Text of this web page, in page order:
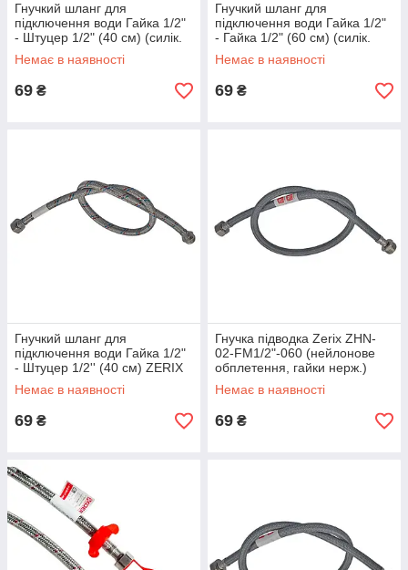
Гнучкий шланг для
підключення води Гайка 1/2"
- Штуцер 1/2" (40 см) (силік.
оболонка) ZERIX (ZX3018)
Немає в наявності
69 ₴
Гнучкий шланг для
підключення води Гайка 1/2"
- Гайка 1/2" (60 см) (силік.
оболонка) ZERIX (ZX3010)
Немає в наявності
69 ₴
Гнучкий шланг для
підключення води Гайка 1/2"
- Штуцер 1/2'' (40 см) ZERIX
(ZX1561)
Немає в наявності
69 ₴
Гнучка підводка Zerix ZHN-
02-FM1/2"-060 (нейлонове
обплетення, гайки нерж.)
(ZX5149)
Немає в наявності
69 ₴